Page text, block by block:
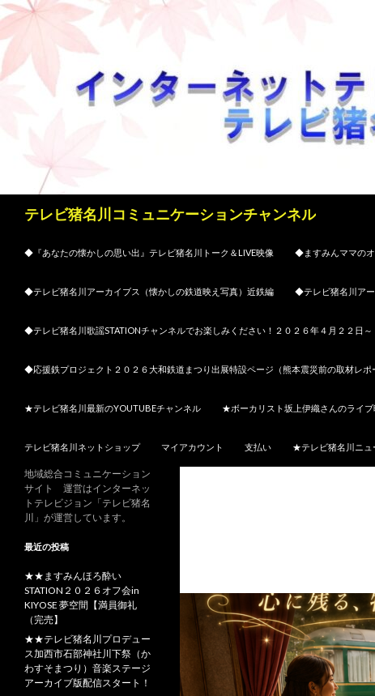
テレビ猪名川コミュニケーションチャンネル
◆『あなたの懐かしの思い出』テレビ猪名川トーク＆LIVE映像
◆ますみんママのオ
◆テレビ猪名川アーカイブス（懐かしの鉄道映え写真）近鉄編 ◆テレビ猪名川ア
◆テレビ猪名川歌謡STATIONチャンネルでお楽しみください！２０２６年４月２２日～
◆応援鉄プロジェクト２０２６大和鉄道まつり出展特設ページ（熊本震災前の取材レポ
★テレビ猪名川最新のYOUTUBEチャンネル ★ボーカリスト坂上伊織さんのライブ
テレビ猪名川ネットショップ マイアカウント 支払い ★テレビ猪名川ニュ
地域総合コミュニケーション
サイト 運営はインターネッ
トテレビジョン「テレビ猪名
川」が運営しています。
最近の投稿
★★ますみんほろ酔い
STATION２０２６オフ会in
KIYOSE 夢空間【満員御礼
（完売】
★★テレビ猪名川プロデュー
ス加西市石部神社川下祭（か
わすそまつり）音楽ステージ
アーカイブ版配信スタート！